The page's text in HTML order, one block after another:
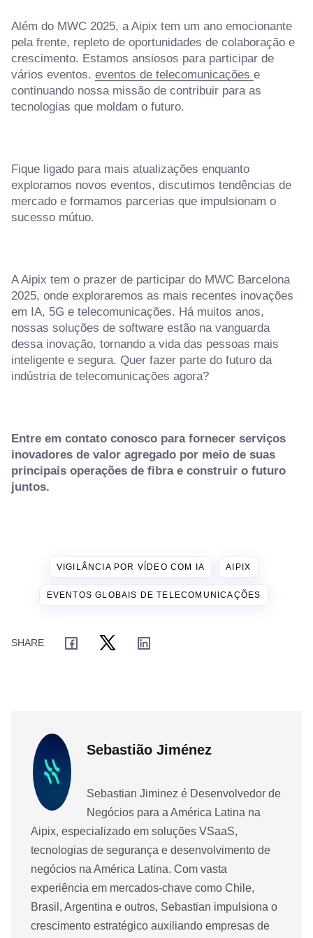
Além do MWC 2025, a Aipix tem um ano emocionante
pela frente, repleto de oportunidades de colaboração e
crescimento. Estamos ansiosos para participar de
vários eventos. eventos de telecomunicações e
continuando nossa missão de contribuir para as
tecnologias que moldam o futuro.
Fique ligado para mais atualizações enquanto
exploramos novos eventos, discutimos tendências de
mercado e formamos parcerias que impulsionam o
sucesso mútuo.
A Aipix tem o prazer de participar do MWC Barcelona
2025, onde exploraremos as mais recentes inovações
em IA, 5G e telecomunicações. Há muitos anos,
nossas soluções de software estão na vanguarda
dessa inovação, tornando a vida das pessoas mais
inteligente e segura. Quer fazer parte do futuro da
indústria de telecomunicações agora?
Entre em contato conosco para fornecer serviços
inovadores de valor agregado por meio de suas
principais operações de fibra e construir o futuro
juntos.
VIGILÂNCIA POR VÍDEO COM IA AIPIX
EVENTOS GLOBAIS DE TELECOMUNICAÇÕES
Sebastião Jiménez
Sebastian Jiminez é Desenvolvedor de
Negócios para a América Latina na
Aipix, especializado em soluções VSaaS,
tecnologias de segurança e desenvolvimento de
negócios na América Latina. Com vasta
experiência em mercados-chave como Chile,
Brasil, Argentina e outros, Sebastian impulsiona o
crescimento estratégico auxiliando empresas de